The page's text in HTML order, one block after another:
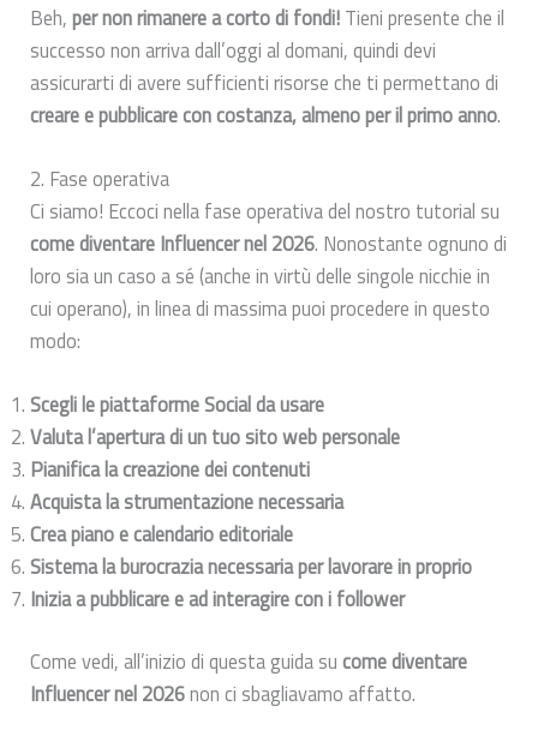
Beh, per non rimanere a corto di fondi! Tieni presente che il
successo non arriva dall’oggi al domani, quindi devi
assicurarti di avere sufficienti risorse che ti permettano di
creare e pubblicare con costanza, almeno per il primo anno.
2. Fase operativa
Ci siamo! Eccoci nella fase operativa del nostro tutorial su
come diventare Influencer nel 2026. Nonostante ognuno di
loro sia un caso a sé (anche in virtù delle singole nicchie in
cui operano), in linea di massima puoi procedere in questo
modo:
Scegli le piattaforme Social da usare
Valuta l’apertura di un tuo sito web personale
Pianifica la creazione dei contenuti
Acquista la strumentazione necessaria
Crea piano e calendario editoriale
Sistema la burocrazia necessaria per lavorare in proprio
Inizia a pubblicare e ad interagire con i follower
Come vedi, all’inizio di questa guida sucome diventare
Influencer nel 2026non ci sbagliavamo affatto.